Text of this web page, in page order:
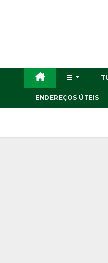
☰
ENDEREÇOS ÚTEIS